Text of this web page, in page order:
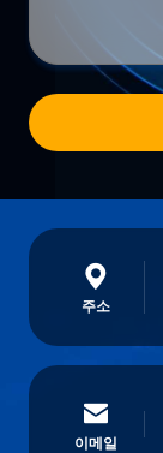
주소
이메일